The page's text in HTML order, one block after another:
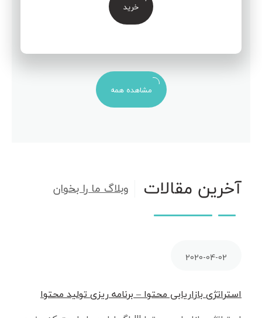
خرید
مشاهده همه
آخرین مقالات وبلاگ ما را بخوان
2020-04-02
استراتژی بازاریابی محتوا – برنامه ریزی تولید محتوا